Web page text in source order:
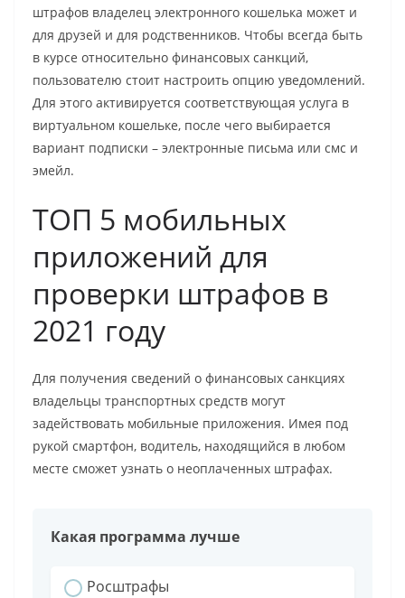
штрафов владелец электронного кошелька может и
для друзей и для родственников. Чтобы всегда быть
в курсе относительно финансовых санкций,
пользователю стоит настроить опцию уведомлений.
Для этого активируется соответствующая услуга в
виртуальном кошельке, после чего выбирается
вариант подписки – электронные письма или смс и
эмейл.
ТОП 5 мобильных
приложений для
проверки штрафов в
2021 году
Для получения сведений о финансовых санкциях
владельцы транспортных средств могут
задействовать мобильные приложения. Имея под
рукой смартфон, водитель, находящийся в любом
месте сможет узнать о неоплаченных штрафах.
Какая программа лучше
Росштрафы